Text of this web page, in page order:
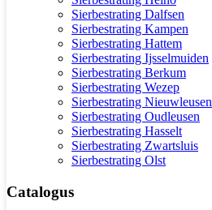
Sierbestrating Dalfsen
Sierbestrating Kampen
Sierbestrating Hattem
Sierbestrating Ijsselmuiden
Sierbestrating Berkum
Sierbestrating Wezep
Sierbestrating Nieuwleusen
Sierbestrating Oudleusen
Sierbestrating Hasselt
Sierbestrating Zwartsluis
Sierbestrating Olst
Catalogus